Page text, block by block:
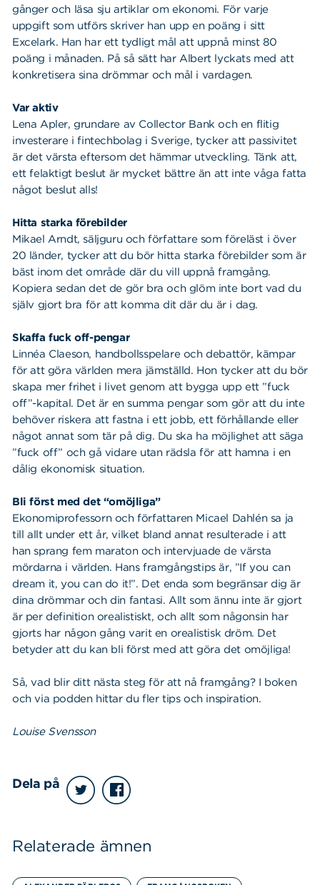
gånger och läsa sju artiklar om ekonomi. För varje
uppgift som utförs skriver han upp en poäng i sitt
Excelark. Han har ett tydligt mål att uppnå minst 80
poäng i månaden. På så sätt har Albert lyckats med att
konkretisera sina drömmar och mål i vardagen.
Var aktiv
Lena Apler, grundare av Collector Bank och en flitig
investerare i fintechbolag i Sverige, tycker att passivitet
är det värsta eftersom det hämmar utveckling. Tänk att,
ett felaktigt beslut är mycket bättre än att inte våga fatta
något beslut alls!
Hitta starka förebilder
Mikael Arndt, säljguru och författare som föreläst i över
20 länder, tycker att du bör hitta starka förebilder som är
bäst inom det område där du vill uppnå framgång.
Kopiera sedan det de gör bra och glöm inte bort vad du
själv gjort bra för att komma dit där du är i dag.
Skaffa fuck off-pengar
Linnéa Claeson, handbollsspelare och debattör, kämpar
för att göra världen mera jämställd. Hon tycker att du bör
skapa mer frihet i livet genom att bygga upp ett ”fuck
off”-kapital. Det är en summa pengar som gör att du inte
behöver riskera att fastna i ett jobb, ett förhållande eller
något annat som tär på dig. Du ska ha möjlighet att säga
”fuck off” och gå vidare utan rädsla för att hamna i en
dålig ekonomisk situation.
Bli först med det “omöjliga”
Ekonomiprofessorn och författaren Micael Dahlén sa ja
till allt under ett år, vilket bland annat resulterade i att
han sprang fem maraton och intervjuade de värsta
mördarna i världen. Hans framgångstips är, ”If you can
dream it, you can do it!”. Det enda som begränsar dig är
dina drömmar och din fantasi. Allt som ännu inte är gjort
är per definition orealistiskt, och allt som någonsin har
gjorts har någon gång varit en orealistisk dröm. Det
betyder att du kan bli först med att göra det omöjliga!
Så, vad blir ditt nästa steg för att nå framgång? I boken
och via podden hittar du fler tips och inspiration.
Louise Svensson
Dela på
Relaterade ämnen